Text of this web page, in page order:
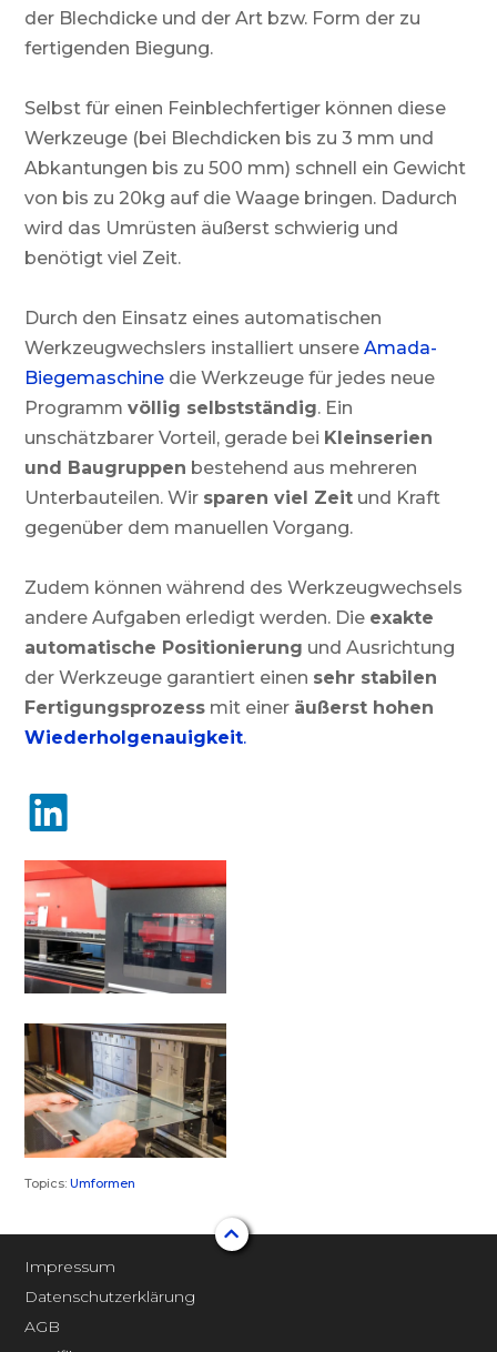
der Blechdicke und der Art bzw. Form der zu
fertigenden Biegung.
Selbst für einen Feinblechfertiger können diese
Werkzeuge (bei Blechdicken bis zu 3 mm und
Abkantungen bis zu 500 mm) schnell ein Gewicht
von bis zu 20kg auf die Waage bringen. Dadurch
wird das Umrüsten äußerst schwierig und
benötigt viel Zeit.
Durch den Einsatz eines automatischen
Werkzeugwechslers installiert unsereAmada-
Biegemaschine die Werkzeuge für jedes neue
Programmvöllig selbstständig. Ein
unschätzbarer Vorteil, gerade bei Kleinserien
und Baugruppen bestehend aus mehreren
Unterbauteilen. Wir sparen viel Zeit und Kraft
gegenüber dem manuellen Vorgang.
Zudem können während des Werkzeugwechsels
andere Aufgaben erledigt werden. Die exakte
automatische Positionierung und Ausrichtung
der Werkzeuge garantiert einen sehr stabilen
Fertigungsprozess mit einer äußerst hohen
Wiederholgenauigkeit.
Topics:Umformen
Impressum
Datenschutzerklärung
AGB